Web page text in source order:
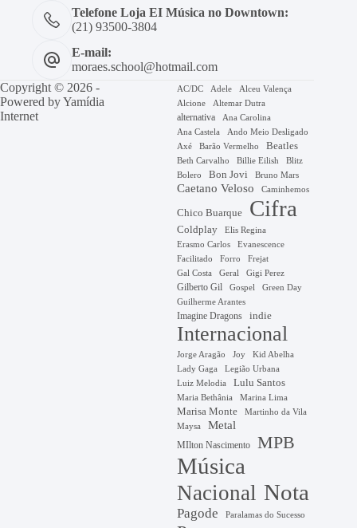
Telefone Loja EI Música no Downtown:
(21) 93500-3804
E-mail:
moraes.school@hotmail.com
Copyright © 2026 -
Powered byYamídia
Internet
AC/DC Adele
Alceu Valença
Alcione
Altemar Dutra
alternativa
Ana Carolina
Ana Castela
Ando Meio Desligado
Axé Barão Vermelho Beatles
Beth Carvalho Billie Eilish
Blitz
Bolero
Bon Jovi Bruno Mars
Caetano Veloso Caminhemos
Chico Buarque Cifra
Coldplay
Elis Regina
Erasmo Carlos
Evanescence
Facilitado
Forro Frejat
Gal Costa Geral Gigi Perez
Gilberto Gil Gospel Green Day
Guilherme Arantes
Imagine Dragons indie
Internacional
Jorge Aragão Joy Kid Abelha
Lady Gaga
Legião Urbana
Luiz Melodia
Lulu Santos
Maria Bethânia Marina Lima
Marisa Monte
Martinho da Vila
Maysa
Metal
MIlton Nascimento MPB
Música
Nacional Nota
Pagode Paralamas do Sucesso